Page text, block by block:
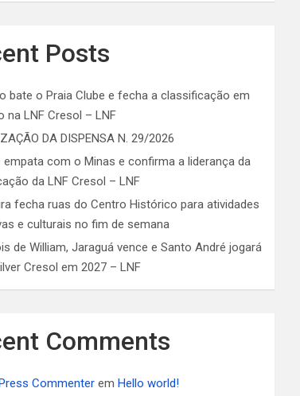
Posts
bate o Praia Clube e fecha a classificação em
na LNF Cresol – LNF
DA DISPENSA N. 29/2026
empata com o Minas e confirma a liderança da
da LNF Cresol – LNF
fecha ruas do Centro Histórico para atividades
e culturais no fim de semana
de William, Jaraguá vence e Santo André jogará
Cresol em 2027 – LNF
Comments
Commenter emHello world!